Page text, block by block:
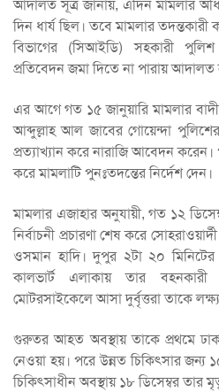
আদালত সূত্র জানায়, এদিন মামলার
দিন ধার্য ছিল। তবে মামলার
বিভাগের (সিআইডি) সহকারী
প্রতিবেদন জমা দিতে না পারায় আদালত
এর আগে গত ১৫ জানুয়ারি মামলার
আব্দুল্লাহ আল জাবের গোয়েন্দা
প্রত্যাখ্যান করে নারাজি আবেদন
করে মামলাটি পুনঃতদন্তের নির্দেশ দেন।
মামলার এজাহার অনুযায়ী, গত ১২
নির্বাচনী প্রচারণা শেষ করে
ওসমান হাদি। দুপুর ২টা ২০
কালভার্ট এলাকায় তার
মোটরসাইকেলে আসা দুর্বৃত্তরা তাকে
গুরুতর আহত অবস্থায় তাকে প্রথমে
নেওয়া হয়। পরে উন্নত চিকিৎসার জন্য
চিকিৎসাধীন অবস্থায় ১৮ ডিসেম্বর তার